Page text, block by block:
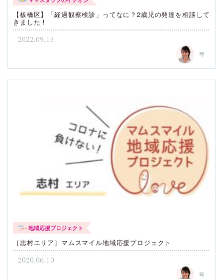
【板橋区】「経過観察検診」ってなに？2歳児の発達を相談して
きました！
2022.09.13
琴
地域応援プロジェクト
［志村エリア］マムスマイル地域応援プロジェクト
2020.06.10
琴